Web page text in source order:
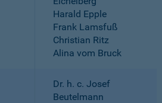
Harald Epple
Frank Lamsfuß
Christian Ritz
Alina vom Bruck
Dr. h. c. Josef
Beutelmann